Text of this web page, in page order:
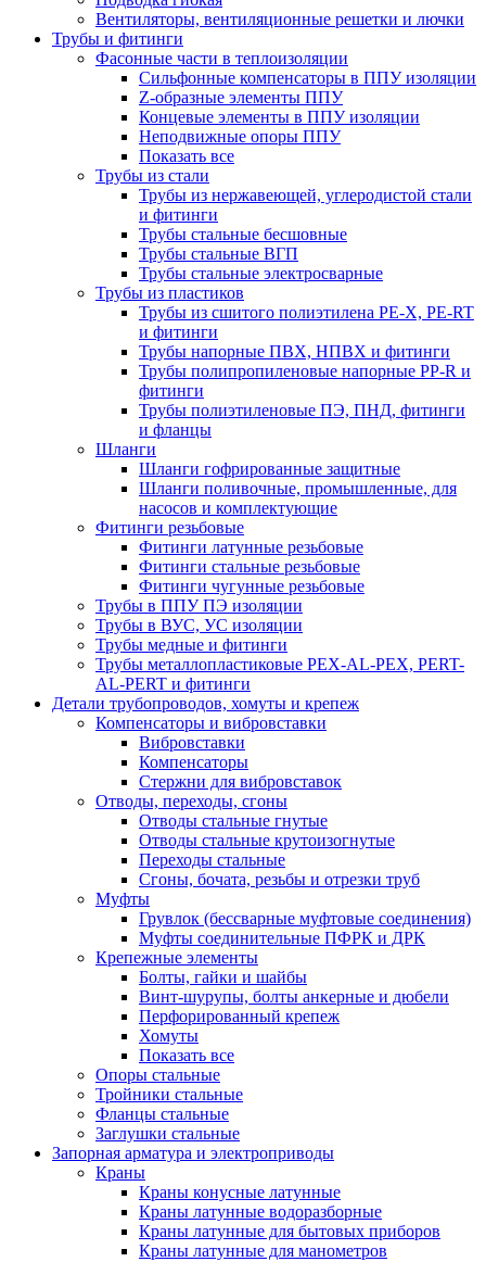
Вентиляторы, вентиляционные решетки и лючки
Трубы и фитинги
Фасонные части в теплоизоляции
Cильфонные компенсаторы в ППУ изоляции
Z-образные элементы ППУ
Концевые элементы в ППУ изоляции
Неподвижные опоры ППУ
Показать все
Трубы из стали
Трубы из нержавеющей, углеродистой стали
и фитинги
Трубы стальные бесшовные
Трубы стальные ВГП
Трубы стальные электросварные
Трубы из пластиков
Трубы из сшитого полиэтилена PE-X, PE-RT
и фитинги
Трубы напорные ПВХ, НПВХ и фитинги
Трубы полипропиленовые напорные PP-R и
фитинги
Трубы полиэтиленовые ПЭ, ПНД, фитинги
и фланцы
Шланги
Шланги гофрированные защитные
Шланги поливочные, промышленные, для
насосов и комплектующие
Фитинги резьбовые
Фитинги латунные резьбовые
Фитинги стальные резьбовые
Фитинги чугунные резьбовые
Трубы в ППУ ПЭ изоляции
Трубы в ВУС, УС изоляции
Трубы медные и фитинги
Трубы металлопластиковые PEX-AL-PEX, PERT-
AL-PERT и фитинги
Детали трубопроводов, хомуты и крепеж
Компенсаторы и вибровставки
Вибровставки
Компенсаторы
Стержни для вибровставок
Отводы, переходы, сгоны
Отводы стальные гнутые
Отводы стальные крутоизогнутые
Переходы стальные
Сгоны, бочата, резьбы и отрезки труб
Муфты
Грувлок (бессварные муфтовые соединения)
Муфты соединительные ПФРК и ДРК
Крепежные элементы
Болты, гайки и шайбы
Винт-шурупы, болты анкерные и дюбели
Перфорированный крепеж
Хомуты
Показать все
Опоры стальные
Тройники стальные
Фланцы стальные
Заглушки стальные
Запорная арматура и электроприводы
Краны
Краны конусные латунные
Краны латунные водоразборные
Краны латунные для бытовых приборов
Краны латунные для манометров